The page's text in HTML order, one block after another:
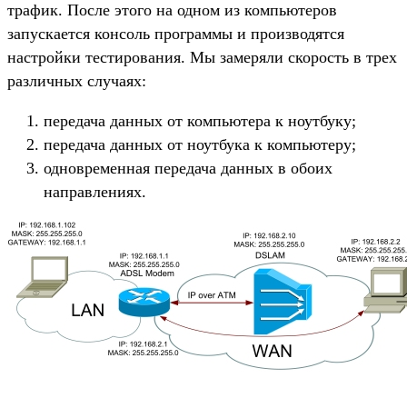
трафик. После этого на одном из компьютеров
запускается консоль программы и производятся
настройки тестирования. Мы замеряли скорость в трех
различных случаях:
передача данных от компьютера к ноутбуку;
передача данных от ноутбука к компьютеру;
одновременная передача данных в обоих
направлениях.